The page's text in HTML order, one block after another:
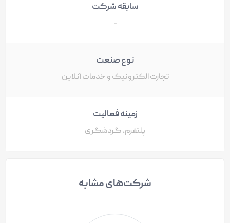
سابقه شرکت
-
نوع صنعت
تجارت الکترونیک و خدمات آنلاین
زمینه فعالیت
پلتفرم، گردشگری
شرکت‌های مشابه